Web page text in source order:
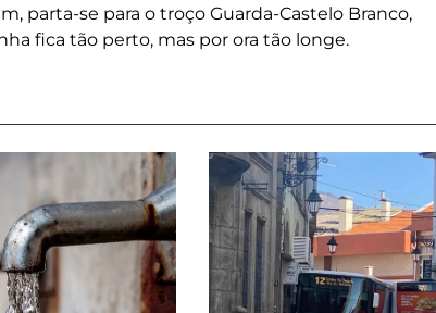
parta-se para o troço Guarda-Castelo Branco,
fica tão perto, mas por ora tão longe.